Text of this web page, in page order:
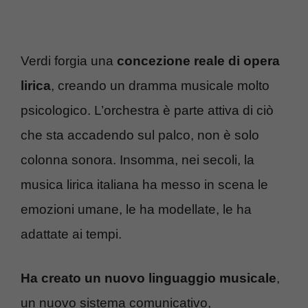
Verdi forgia una concezione reale di opera
lirica, creando un dramma musicale molto
psicologico. L’orchestra è parte attiva di ciò
che sta accadendo sul palco, non è solo
colonna sonora. Insomma, nei secoli, la
musica lirica italiana ha messo in scena le
emozioni umane, le ha modellate, le ha
adattate ai tempi.
Ha creato un nuovo linguaggio musicale,
un nuovo sistema comunicativo,